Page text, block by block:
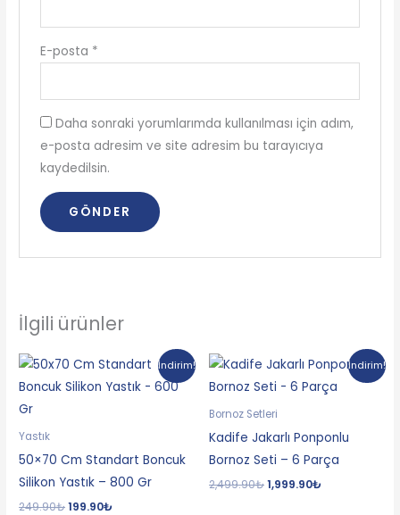
E-posta *
Daha sonraki yorumlarımda kullanılması için adım,
e-posta adresim ve site adresim bu tarayıcıya
kaydedilsin.
İlgili ürünler
İndirim!
Yastık
50×70 Cm Standart Boncuk
Silikon Yastık – 800 Gr
249.90₺
Orijinal
fiyat:
249.90₺.
199.90₺
Şu
andaki
fiyat:
İndirim!
Bornoz Setleri
Kadife Jakarlı Ponponlu
Bornoz Seti – 6 Parça
2,499.90₺
Orijinal
fiyat:
2,499.90₺.
1,999.90₺
Şu
andaki
fiyat: